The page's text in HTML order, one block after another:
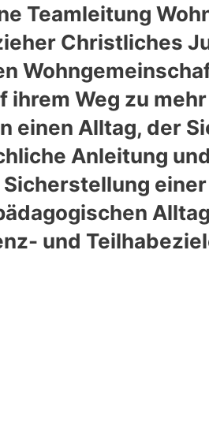
Teamleitung
Christliches
ihrem Weg zu
einen Alltag, der
Anleitung
und